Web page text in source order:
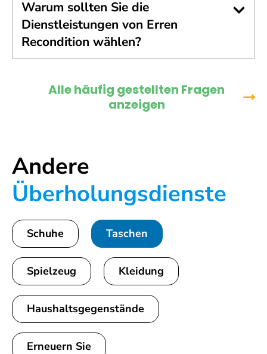
Warum sollten Sie die
Dienstleistungen von Erren
Recondition wählen?
Alle häufig gestellten Fragen
anzeigen
Andere
Überholungsdienste
Schuhe Taschen
Spielzeug Kleidung
Haushaltsgegenstände
Erneuern Sie